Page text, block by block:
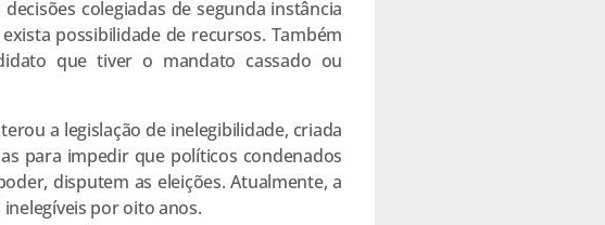
colegiadas de segunda instância
possibilidade de recursos. Também
que tiver o mandato cassado ou
a legislação de inelegibilidade, criada
para impedir que políticos condenados
disputem as eleições. Atualmente, a
por oito anos.